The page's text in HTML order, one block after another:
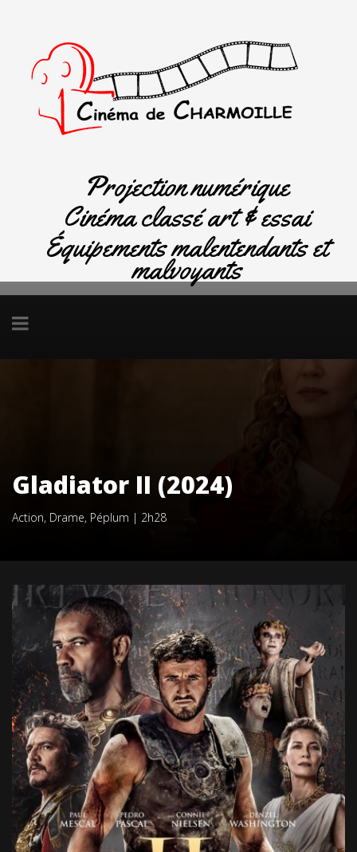
Projection numérique
Cinéma classé art & essai
Équipements malentendants et
malvoyants
Gladiator II (2024)
Action, Drame, Péplum | 2h28